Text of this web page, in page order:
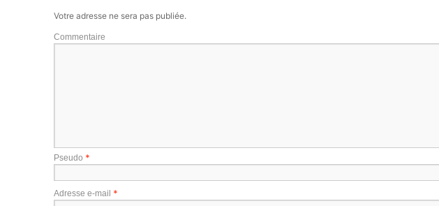
Votre adresse ne sera pas publiée.
Commentaire
Pseudo *
Adresse e-mail *